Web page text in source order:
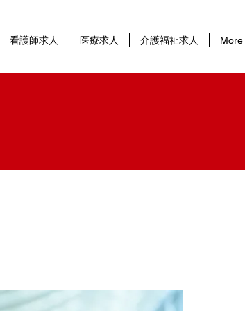
看護師求人 医療求人 介護福祉求人 More